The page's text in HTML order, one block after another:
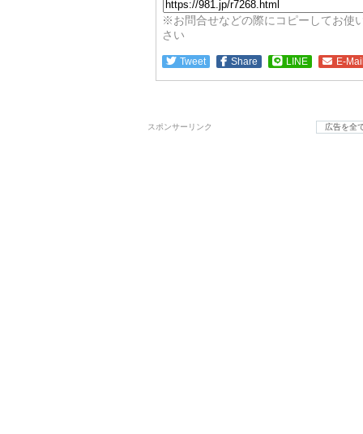
※お問合せなどの際にコピーしてお使
さい
Tweet Share LINE E-
スポンサーリンク 広告を全